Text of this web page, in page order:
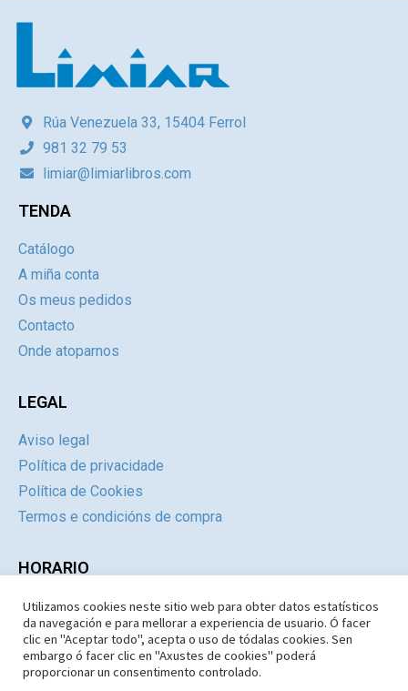
Rúa Venezuela 33, 15404 Ferrol
981 32 79 53
limiar@limiarlibros.com
TENDA
Catálogo
A miña conta
Os meus pedidos
Contacto
Onde atoparnos
LEGAL
Aviso legal
Política de privacidade
Política de Cookies
Termos e condicións de compra
HORARIO
Día Mañás
Tardes
Luns a Xoves
09:30 – 14.30
Pechado
Venres e Sábados
09:30 – 14:30
Domingos e Festivos
09:30 – 14:30
Utilizamos cookies neste sitio web para obter datos estatísticos
da navegación e para mellorar a experiencia de usuario. Ó facer
clic en "Aceptar todo", acepta o uso de tódalas cookies. Sen
embargo ó facer clic en "Axustes de cookies" poderá
proporcionar un consentimento controlado.